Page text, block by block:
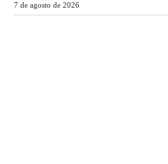
7 de agosto de 2026